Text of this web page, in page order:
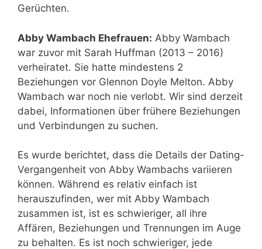
Gerüchten.
Abby Wambach Ehefrauen: Abby Wambach
war zuvor mit Sarah Huffman (2013 – 2016)
verheiratet. Sie hatte mindestens 2
Beziehungen vor Glennon Doyle Melton. Abby
Wambach war noch nie verlobt. Wir sind derzeit
dabei, Informationen über frühere Beziehungen
und Verbindungen zu suchen.
Es wurde berichtet, dass die Details der Dating-
Vergangenheit von Abby Wambachs variieren
können. Während es relativ einfach ist
herauszufinden, wer mit Abby Wambach
zusammen ist, ist es schwieriger, all ihre
Affären, Beziehungen und Trennungen im Auge
zu behalten. Es ist noch schwieriger, jede